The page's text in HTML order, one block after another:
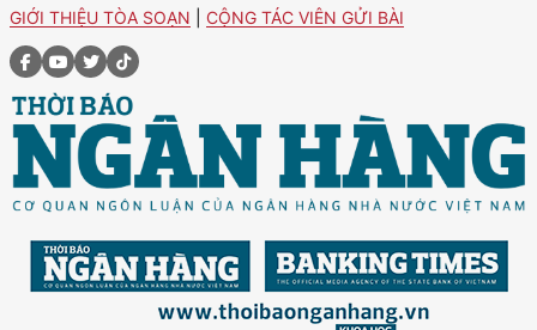
GIỚI THIỆU TÒA SOẠN
CỘNG TÁC VIÊN GỬI BÀI